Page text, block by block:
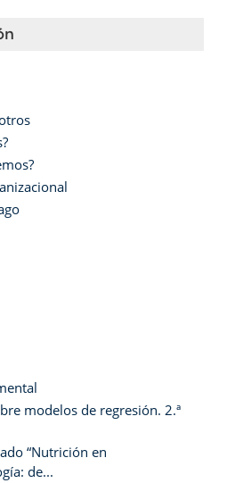
modelos de regresión. 2.ª
“Nutrición en
de...